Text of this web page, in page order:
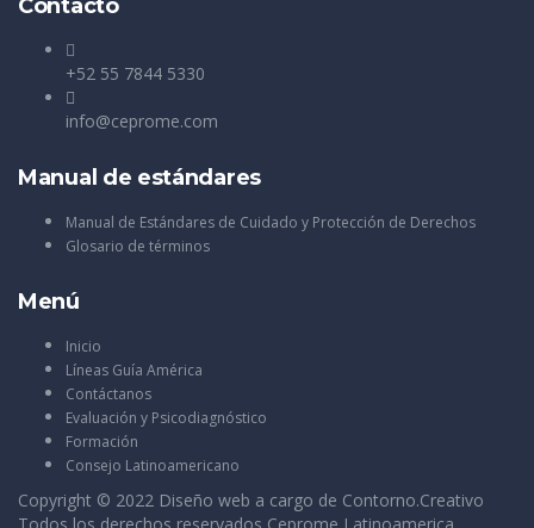
Contacto
+52 55 7844 5330
info@ceprome.com
Manual de estándares
Manual de Estándares de Cuidado y Protección de Derechos
Glosario de términos
Menú
Inicio
Líneas Guía América
Contáctanos
Evaluación y Psicodiagnóstico
Formación
Consejo Latinoamericano
Copyright © 2022 Diseño web a cargo de Contorno.Creativo